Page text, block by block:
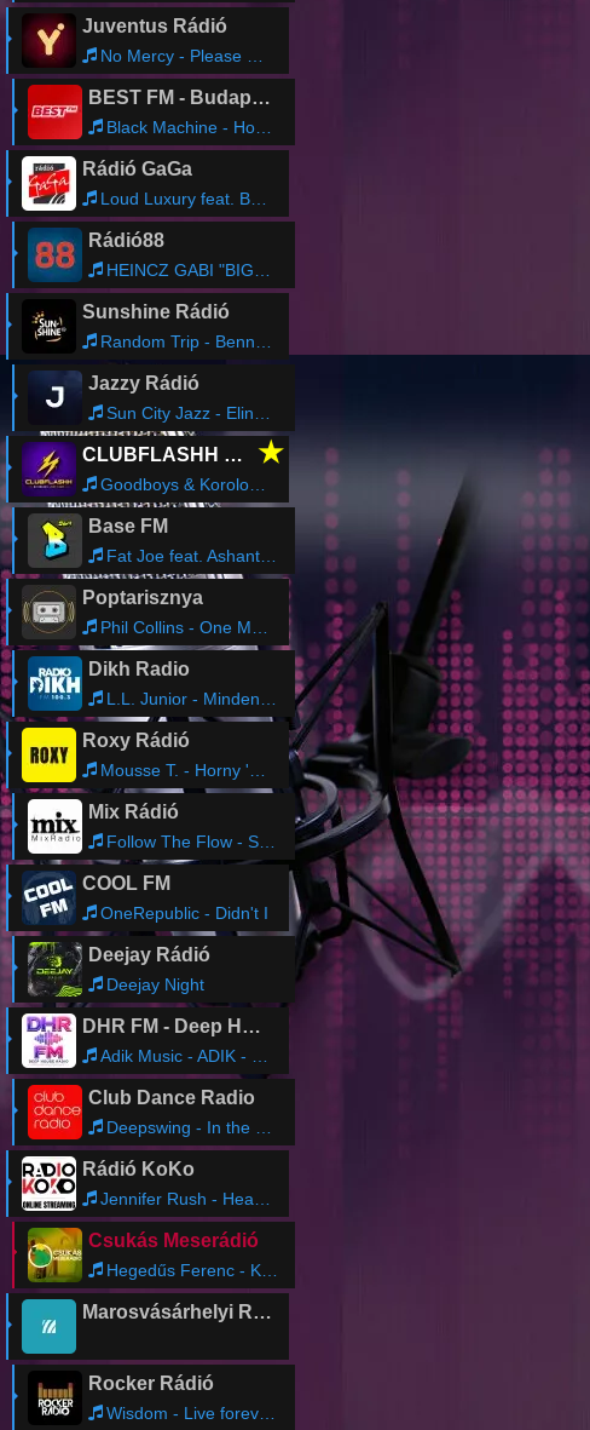
Juventus Rádió
No Mercy - Please Don't Go
BEST FM - Budapest
Black Machine - How Gee
Rádió GaGa
Loud Luxury feat. Brando - Body
Rádió88
HEINCZ GABI "BIGA" & WOLFIE - Halhatatlan blúz
Sunshine Rádió
Random Trip - Benned a fény
Jazzy Rádió
Sun City Jazz - Elindul a vonat
CLUBFLASHH Radio ★
Goodboys & Korolova - The Present (Radio Edit)
Base FM
Fat Joe feat. Ashanti - What's Luv
Poptarisznya
Phil Collins - One More Night
Dikh Radio
L.L. Junior - Minden Rendben Van
Roxy Rádió
Mousse T. - Horny '98 feat. Hot 'N' Juicy
Mix Rádió
Follow The Flow - Se Rád, Se Rám
COOL FM
OneRepublic - Didn't I
Deejay Rádió
Deejay Night
DHR FM - Deep House Radio
Adik Music - ADIK - Space (Original Mix)
Club Dance Radio
Deepswing - In the Music
Rádió KoKo
Jennifer Rush - Heart Over Mind (Extended Version)
Csukás Meserádió
Hegedűs Ferenc - Ködös álmok
Marosvásárhelyi Rádió
Rocker Rádió
Wisdom - Live forevermore